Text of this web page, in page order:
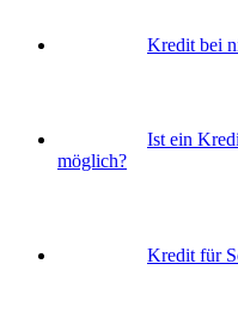
Kredit bei
Ist ein
möglich?
Kredit für